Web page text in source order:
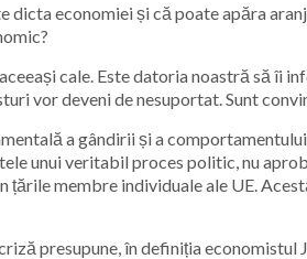
economiei și că poate apăra
cale. Este datoria noastră să îi
vor deveni de nesuportat. Sunt
a gândirii și a
unui veritabil proces politic, nu
membre individuale ale UE.
presupune, în definiția economistul